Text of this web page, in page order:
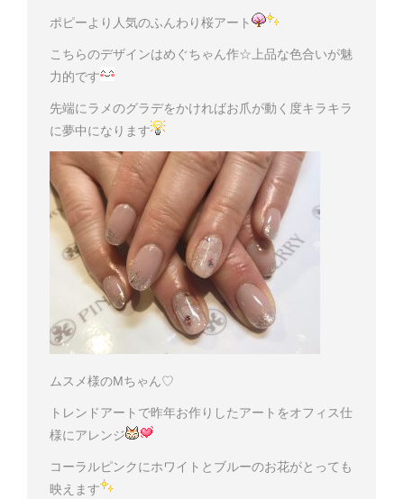
ポピーより人気のふんわり桜アート
こちらのデザインはめぐちゃん作☆上品な色合いが魅
力的です
先端にラメのグラデをかければお爪が動く度キラキラ
に夢中になります
ムスメ様のMちゃん♡
トレンドアートで昨年お作りしたアートをオフィス仕
様にアレンジ
コーラルピンクにホワイトとブルーのお花がとっても
映えます